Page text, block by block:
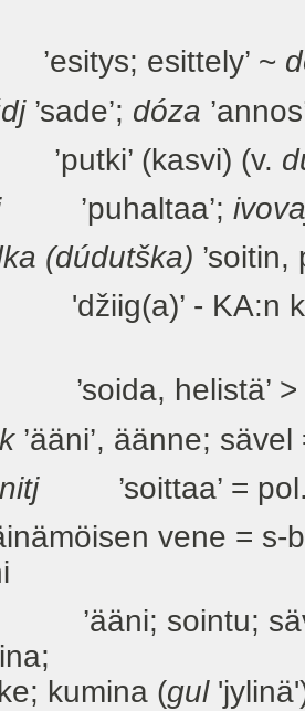
esittely’ ~
’sade’; dóza
(kasvi) (v.
’puhaltaa’;
(dúdutška) ’soitin,
- KA:n
helistä’ >
’ääni’, äänne;
’soittaa’ =
vene = s-
sointu; sävel;
kumina (gul